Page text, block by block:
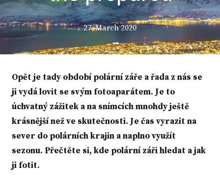
27. March 2020
Opět je tady období polární záře a řada z nás se
ji vydá lovit se svým fotoaparátem. Je to
úchvatný zážitek a na snímcích mnohdy ještě
krásnější než ve skutečnosti. Je čas vyrazit na
sever do polárních krajin a naplno využít
sezonu. Přečtěte si, kde polární záři hledat a jak
ji fotit.